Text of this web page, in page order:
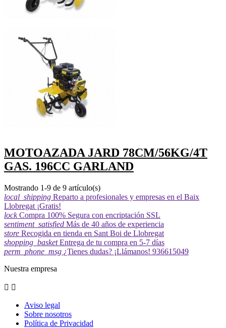
MOTOAZADA JARD 78CM/56KG/4T
GAS. 196CC GARLAND
Mostrando 1-9 de 9 artículo(s)
local_shipping Reparto a profesionales y empresas en el Baix
Llobregat ¡Gratis!
lock Compra 100% Segura con encriptación SSL
sentiment_satisfied Más de 40 años de experiencia
store Recogida en tienda en Sant Boi de Llobregat
shopping_basket Entrega de tu compra en 5-7 días
perm_phone_msg ¿Tienes dudas? ¡Llámanos! 936615049
Nuestra empresa
 
Aviso legal
Sobre nosotros
Política de Privacidad